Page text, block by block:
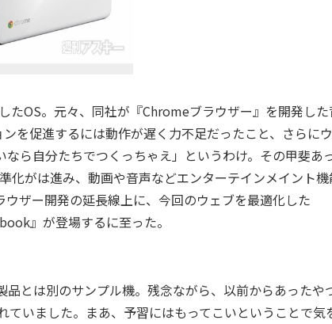
OS。元々、同社が『Chromeブラウザー』を開発し
を促進するには動作が遅く力不足だったこと、さらに
ら自分たちでつくっちゃえ」というわけ。その甲斐あ
化がは進み、動画や音声などエンターテインメイント
ザー開発の延長線上に、今回のウェブを最適化した
』が登場するに至った。
とは別のサンプル機。残念ながら、以前からあったや
いました。まあ、予習にはもってこいということで気